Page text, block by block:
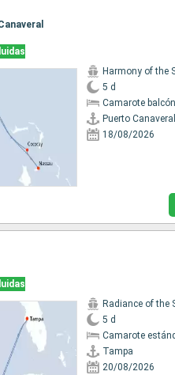
Harmony of the
5 d
Camarote balcón
Puerto Canaveral
18/08/2026
Radiance of the
5 d
Camarote
Tampa
20/08/2026